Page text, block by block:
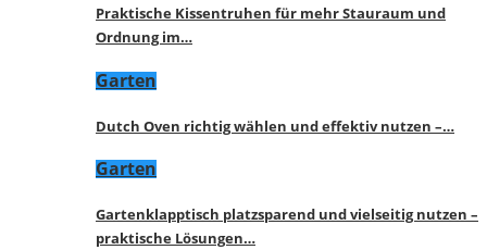
Praktische Kissentruhen für mehr Stauraum und
Ordnung im…
Garten
Dutch Oven richtig wählen und effektiv nutzen –…
Garten
Gartenklapptisch platzsparend und vielseitig nutzen –
praktische Lösungen…